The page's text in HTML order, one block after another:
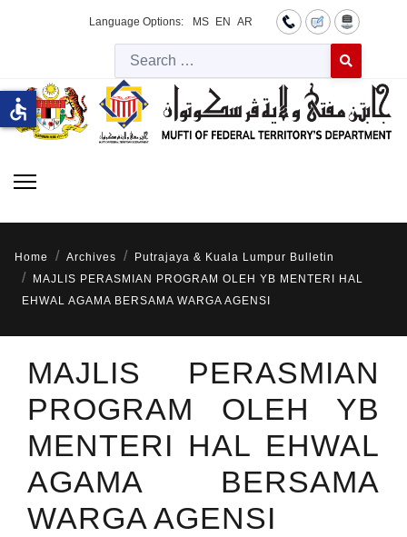
Language Options: MS EN AR
Type 2 or
Home Archives
Putrajaya & Kuala Lumpur Bulletin
MAJLIS PERASMIAN PROGRAM OLEH YB MENTERI HAL
EHWAL AGAMA BERSAMA WARGA AGENSI
MAJLIS PERASMIAN
PROGRAM OLEH YB
MENTERI HAL EHWAL
AGAMA BERSAMA
WARGA AGENSI
accessible